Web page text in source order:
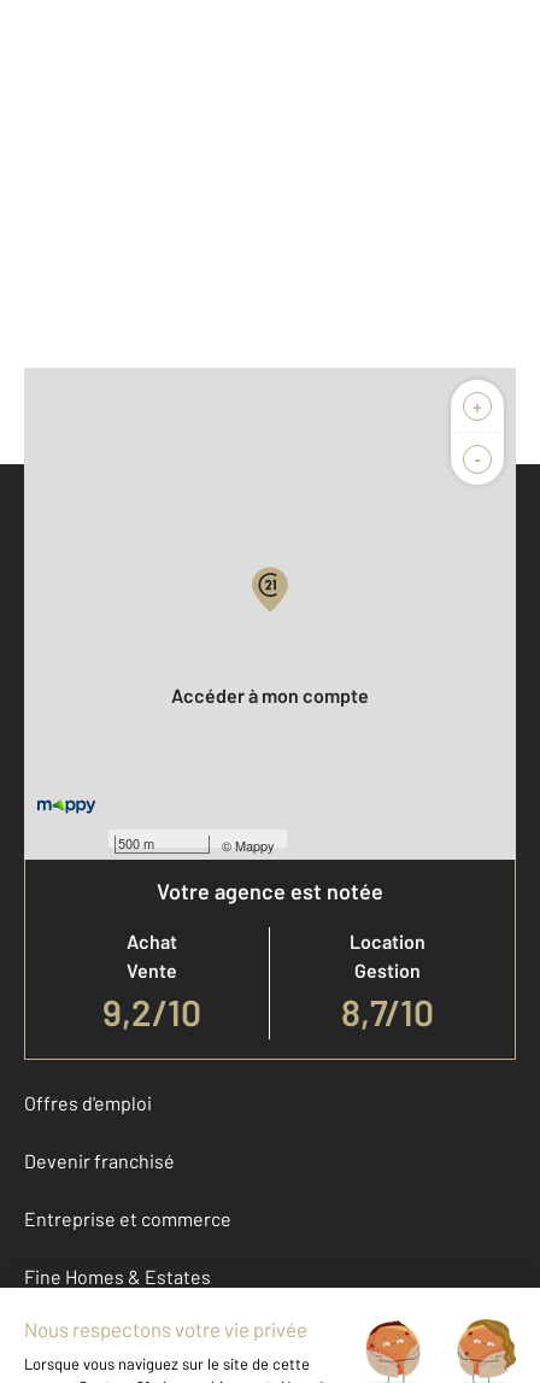
+
-
500 m ©Mappy
Accéder à mon compte
Votre agence est notée
Achat
Vente
9,2/10
Location
Gestion
8,7/10
Offres d'emploi
Devenir franchisé
Entreprise et commerce
Fine Homes & Estates
À propos